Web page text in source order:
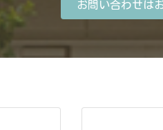
お問い合わせは